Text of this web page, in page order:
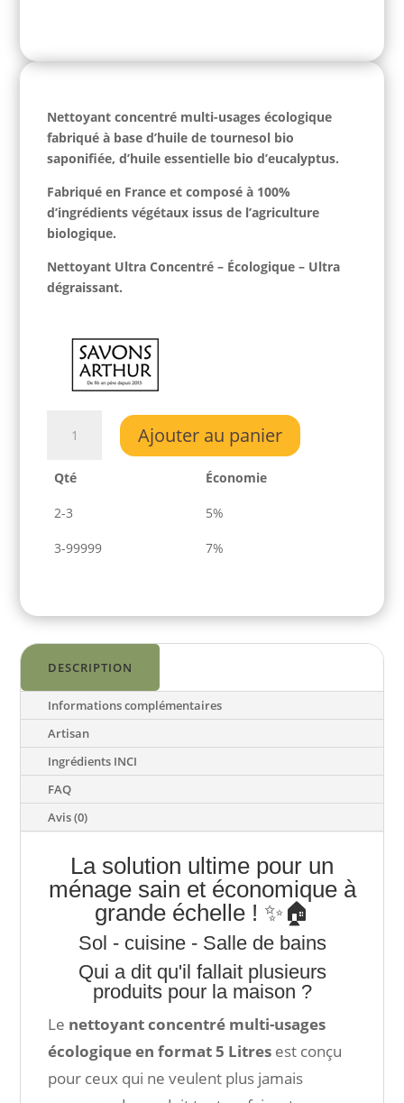
Nettoyant concentré multi-usages écologique
fabriqué à base d’huile de tournesol bio
saponifiée, d’huile essentielle bio d’eucalyptus.
Fabriqué en France et composé à 100%
d’ingrédients végétaux issus de l’agriculture
biologique.
Nettoyant Ultra Concentré – Écologique – Ultra
dégraissant.
concentré
usages
écologique
-
5L
Ajouter au panier
Qté Économie
2-3 5%
3-99999 7%
DESCRIPTION
Informations complémentaires
Artisan
Ingrédients INCI
FAQ
Avis (0)
La solution ultime pour un
ménage sain et économique à
grande échelle ! ✨🏠
Sol - cuisine - Salle de bains
Qui a dit qu'il fallait plusieurs
produits pour la maison ?
Le nettoyant concentré multi-usages
écologique en format 5 Litres est conçu
pour ceux qui ne veulent plus jamais